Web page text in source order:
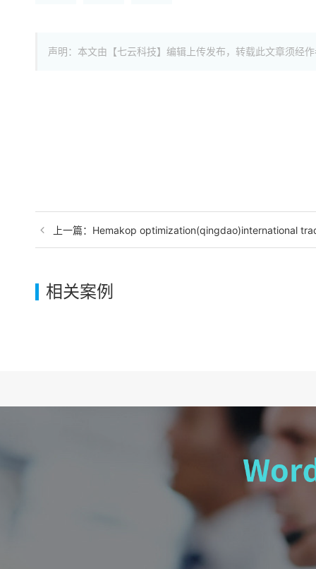
声明：本文由【七云科技】编辑上传发布，转载此文章须经
上一篇：Hemakop optimization(qingdao)international
相关案例